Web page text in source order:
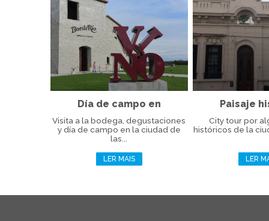
Día de campo en
BordeRío...
Visita a la bodega, degustaciones
y día de campo en la ciudad de
las...
LER MAIS
Paisaje
City tour por
históricos de la
LER